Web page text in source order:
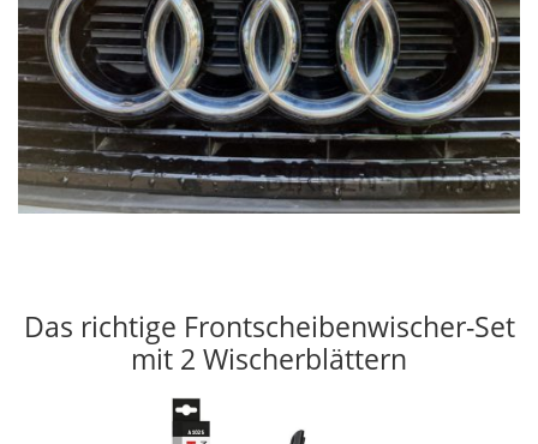
Das richtige Frontscheibenwischer-Set
mit 2 Wischerblättern